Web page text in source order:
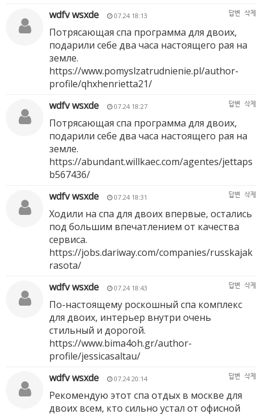
wdfv wsxde
07.24 18:13 답변 삭제
Потрясающая спа программа для двоих,
подарили себе два часа настоящего рая на
земле.
https://www.pomyslzatrudnienie.pl/author-
profile/qhxhenrietta21/
wdfv wsxde
07.24 18:27 답변 삭제
Потрясающая спа программа для двоих,
подарили себе два часа настоящего рая на
земле.
https://abundant.willkaec.com/agentes/jettaps
b567436/
wdfv wsxde
07.24 18:31 답변 삭제
Ходили на спа для двоих впервые, остались
под большим впечатлением от качества
сервиса.
https://jobs.dariway.com/companies/russkajak
rasota/
wdfv wsxde
07.24 18:43 답변 삭제
По-настоящему роскошный спа комплекс
для двоих, интерьер внутри очень
стильный и дорогой.
https://www.bima4oh.gr/author-
profile/jessicasaltau/
wdfv wsxde
07.24 20:14 답변 삭제
Рекомендую этот спа отдых в москве для
двоих всем, кто сильно устал от офисной